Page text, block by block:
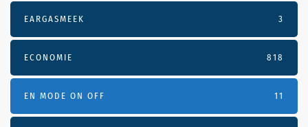
EARGASMEEK 3
ECONOMIE 818
EN MODE ON OFF 11